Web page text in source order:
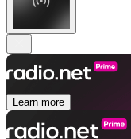
Learn more